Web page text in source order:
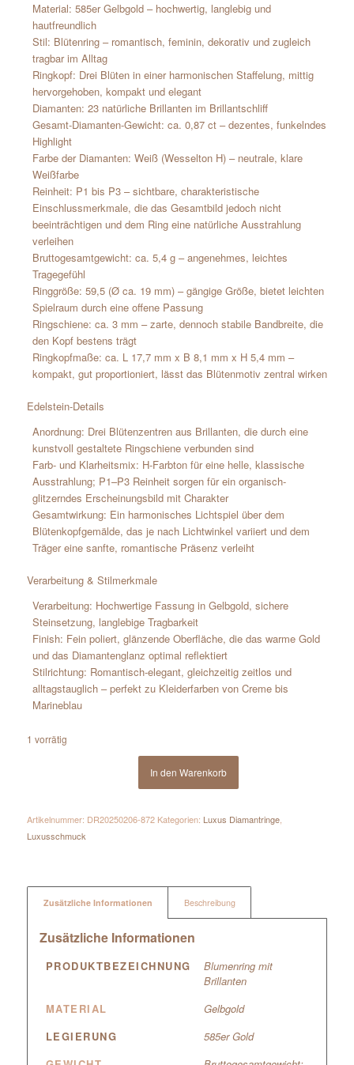
Material: 585er Gelbgold – hochwertig, langlebig und
hautfreundlich
Stil: Blütenring – romantisch, feminin, dekorativ und zugleich
tragbar im Alltag
Ringkopf: Drei Blüten in einer harmonischen Staffelung, mittig
hervorgehoben, kompakt und elegant
Diamanten: 23 natürliche Brillanten im Brillantschliff
Gesamt-Diamanten-Gewicht: ca. 0,87 ct – dezentes, funkelndes
Highlight
Farbe der Diamanten: Weiß (Wesselton H) – neutrale, klare
Weißfarbe
Reinheit: P1 bis P3 – sichtbare, charakteristische
Einschlussmerkmale, die das Gesamtbild jedoch nicht
beeinträchtigen und dem Ring eine natürliche Ausstrahlung
verleihen
Bruttogesamtgewicht: ca. 5,4 g – angenehmes, leichtes
Tragegefühl
Ringgröße: 59,5 (Ø ca. 19 mm) – gängige Größe, bietet leichten
Spielraum durch eine offene Passung
Ringschiene: ca. 3 mm – zarte, dennoch stabile Bandbreite, die
den Kopf bestens trägt
Ringkopfmaße: ca. L 17,7 mm x B 8,1 mm x H 5,4 mm –
kompakt, gut proportioniert, lässt das Blütenmotiv zentral wirken
Edelstein-Details
Anordnung: Drei Blütenzentren aus Brillanten, die durch eine
kunstvoll gestaltete Ringschiene verbunden sind
Farb- und Klarheitsmix: H-Farbton für eine helle, klassische
Ausstrahlung; P1–P3 Reinheit sorgen für ein organisch-
glitzerndes Erscheinungsbild mit Charakter
Gesamtwirkung: Ein harmonisches Lichtspiel über dem
Blütenkopfgemälde, das je nach Lichtwinkel variiert und dem
Träger eine sanfte, romantische Präsenz verleiht
Verarbeitung & Stilmerkmale
Verarbeitung: Hochwertige Fassung in Gelbgold, sichere
Steinsetzung, langlebige Tragbarkeit
Finish: Fein poliert, glänzende Oberfläche, die das warme Gold
und das Diamantenglanz optimal reflektiert
Stilrichtung: Romantisch-elegant, gleichzeitig zeitlos und
alltagstauglich – perfekt zu Kleiderfarben von Creme bis
Marineblau
1 vorrätig
In den Warenkorb
Artikelnummer: DR20250206-872 Kategorien: Luxus Diamantringe,
Luxusschmuck
Zusätzliche Informationen Beschreibung
Zusätzliche Informationen
PRODUKTBEZEICHNUNG
Blumenring mit
Brillanten
MATERIAL
Gelbgold
LEGIERUNG
585er Gold